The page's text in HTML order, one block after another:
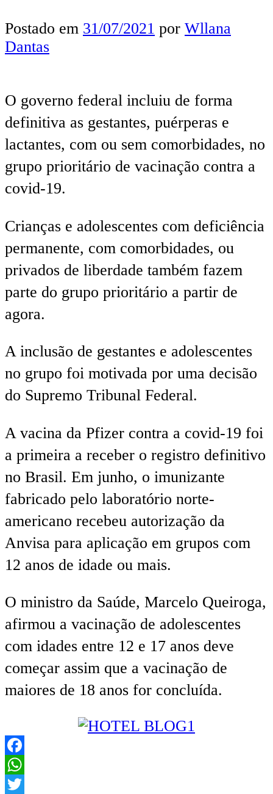
Postado em 31/07/2021 por Wllana
Dantas
O governo federal incluiu de forma
definitiva as gestantes, puérperas e
lactantes, com ou sem comorbidades, no
grupo prioritário de vacinação contra a
covid-19.
Crianças e adolescentes com deficiência
permanente, com comorbidades, ou
privados de liberdade também fazem
parte do grupo prioritário a partir de
agora.
A inclusão de gestantes e adolescentes
no grupo foi motivada por uma decisão
do Supremo Tribunal Federal.
A vacina da Pfizer contra a covid-19 foi
a primeira a receber o registro definitivo
no Brasil. Em junho, o imunizante
fabricado pelo laboratório norte-
americano recebeu autorização da
Anvisa para aplicação em grupos com
12 anos de idade ou mais.
O ministro da Saúde, Marcelo Queiroga,
afirmou a vacinação de adolescentes
com idades entre 12 e 17 anos deve
começar assim que a vacinação de
maiores de 18 anos for concluída.
Facebook
WhatsApp